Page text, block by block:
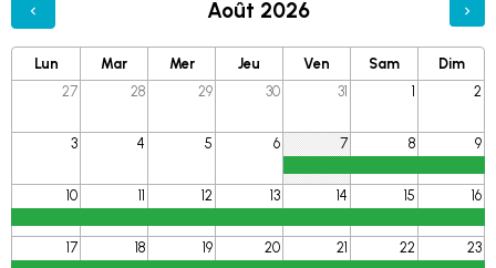
Août 2026
Lun Mar Mer Jeu Ven Sam
Dim
27
28 29 30 31 1 2
3 4 5 6 7 8 9
10 11 12 13 14 15 16
17 18 19 20 21 22 23